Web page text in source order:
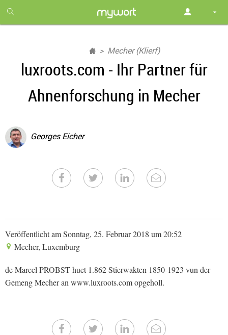
month
free
Mecher (Klierf)
luxroots.com - Ihr Partner für
Ahnenforschung in Mecher
Georges Eicher
Veröffentlicht am Sonntag, 25. Februar 2018 um 20:52
Mecher, Luxemburg
de Marcel PROBST huet 1.862 Stierwakten 1850-1923 vun der
Gemeng Mecher an www.luxroots.com opgeholl.